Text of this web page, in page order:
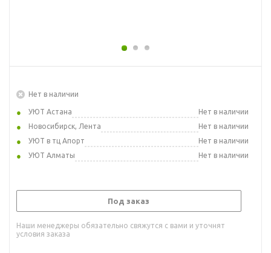
Нет в наличии
УЮТ Астана
Нет в наличии
Новосибирск, Лента
Нет в наличии
УЮТ в тц Апорт
Нет в наличии
УЮТ Алматы
Нет в наличии
Под заказ
Наши менеджеры обязательно свяжутся с вами и уточнят
условия заказа